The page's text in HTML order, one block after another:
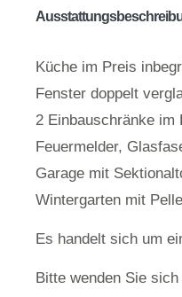
Küche im Preis
Fenster doppelt
2 Einbauschränke im
Feuermelder,
Garage mit
Wintergarten mit
Es handelt sich um
Bitte wenden Sie